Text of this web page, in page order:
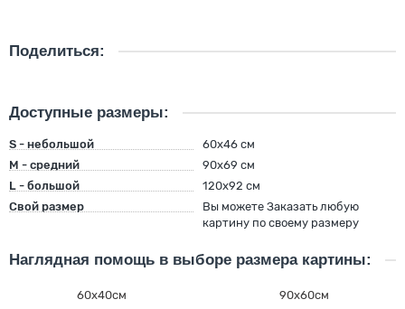
Поделиться:
Доступные размеры:
S - небольшой
60х46 см
M - средний
90х69 см
L - большой
120х92 см
Свой размер
Вы можете Заказать любую
картину по своему размеру
Наглядная помощь в выборе размера картины:
60х40см
90х60см